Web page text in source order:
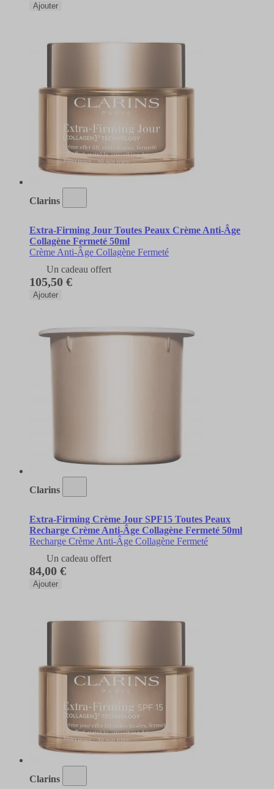
Ajouter
Clarins
Extra-Firming Jour Toutes Peaux Crème Anti-Âge
Collagène Fermeté 50ml
Crème Anti-Âge Collagène Fermeté
Un cadeau offert
105,50 €
Ajouter
Clarins
Extra-Firming Crème Jour SPF15 Toutes Peaux
Recharge Crème Anti-Âge Collagène Fermeté 50ml
Recharge Crème Anti-Âge Collagène Fermeté
Un cadeau offert
84,00 €
Ajouter
Clarins